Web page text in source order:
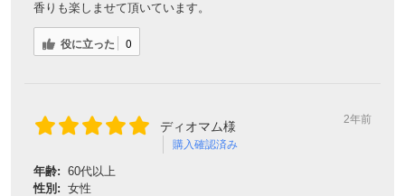
香りも楽しませて頂いています。
役に立った 0
ディオマム様
購入確認済み
2年前
年齢: 60代以上
性別: 女性